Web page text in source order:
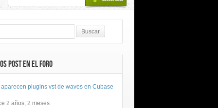
POST EN EL FORO
aparecen plugins vst de waves en Cubase
2 años, 2 meses